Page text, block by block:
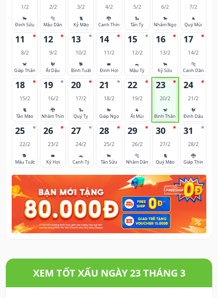
1/2
🐂
Đinh Sửu
2/2
🐅
Mậu Dần
3/2
🐈
Kỷ Mão
4/2
🐉
Canh Thìn
5/2
🐍
Tân Tỵ
6/2
🐎
Nhâm Ngọ
7/2
🐐
Quý Mùi
11
8/2
🐒
Giáp Thân
12
9/2
🐓
Ất Dậu
13
10/2
🐕
Bính Tuất
14
11/2
🐖
Đinh Hợi
15
12/2
🐀
Mậu Tý
16
13/2
🐂
Kỷ Sửu
17
14/2
🐅
Canh Dần
18
15/2
🐈
Tân Mão
19
16/2
🐉
Nhâm Thìn
20
17/2
🐍
Quý Tỵ
21
18/2
🐎
Giáp Ngọ
22
19/2
🐐
Ất Mùi
23
20/2
🐒
Bính Thân
24
21/2
🐓
Đinh Dậu
25
22/2
🐕
Mậu Tuất
26
23/2
🐖
Kỷ Hợi
27
24/2
🐀
Canh Tý
28
25/2
🐂
Tân Sửu
29
26/2
🐅
Nhâm Dần
30
27/2
🐈
Quý Mão
31
28/2
🐉
Giáp Thìn
XEM TỐT XẤU NGÀY 23 THÁNG 3